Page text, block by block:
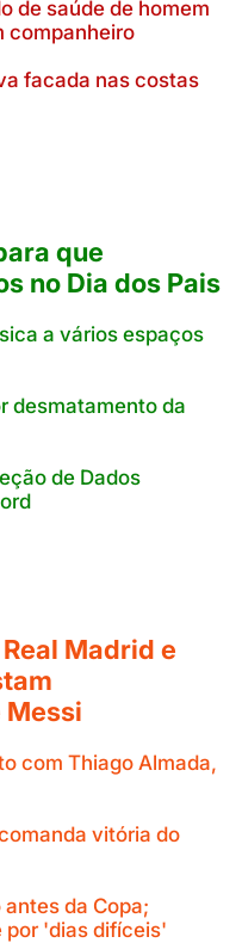
de saúde de homem
companheiro
facada nas costas
que
no Dia dos Pais
a vários espaços
desmatamento da
de Dados
Madrid e
Messi
com Thiago Almada,
vitória do
da Copa;
por 'dias difíceis'